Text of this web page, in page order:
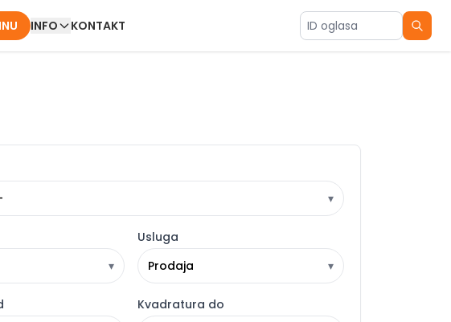
INFO KONTAKT ID oglasa
▾
▾
Usluga
Prodaja
▾
Kvadratura do